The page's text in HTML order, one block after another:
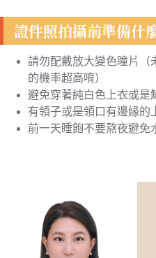
證件照拍攝前準備什
請勿配戴放大變色瞳片（
的機率超高唷）
避免穿著純白色上衣或是
有領子或是領口有邊緣的
前一天睡飽不要熬夜避免